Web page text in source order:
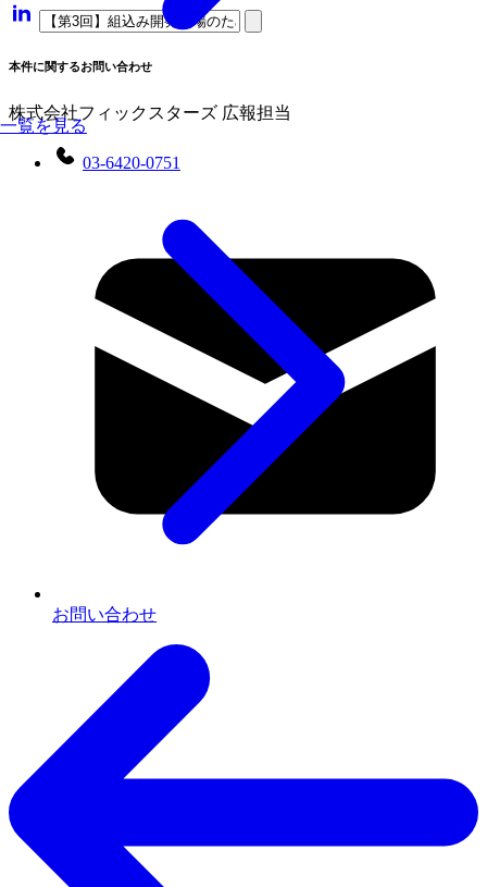
一覧を見る
本件に関するお問い合わせ
株式会社フィックスターズ 広報担当
03-6420-0751
お問い合わせ